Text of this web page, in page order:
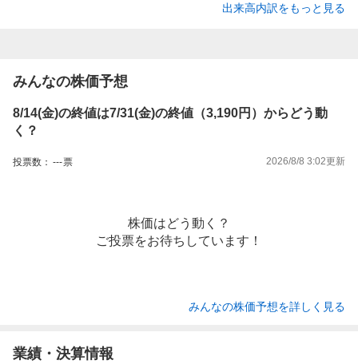
出来高内訳をもっと見る
みんなの株価予想
8/14(金)の終値は7/31(金)の終値（3,190円）からどう動
く？
投票数： ---票 2026/8/8 3:02更新
株価はどう動く？
ご投票をお待ちしています！
みんなの株価予想を詳しく見る
業績・決算情報